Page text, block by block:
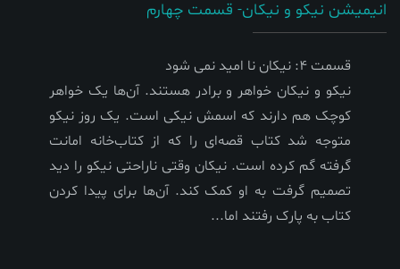
انیمیشن نیکو و نیکان- قسمت چهارم
قسمت 4: نیکان نا امید نمی شود
نیکو و نیکان خواهر و برادر هستند. آن‌ها یک خواهر
کوچک هم دارند که اسمش نیکی است. یک روز نیکو
متوجه شد کتاب قصه‌ای را که از کتاب‌خانه امانت
گرفته گم کرده است. نیکان وقتی ناراحتی نیکو را دید
تصمیم گرفت به او کمک کند. آن‌ها برای پیدا کردن
کتاب به پارک رفتند اما...